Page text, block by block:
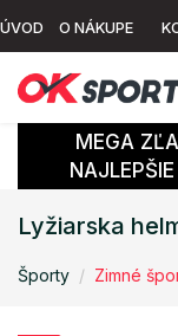
ÚVOD O NÁKUPE
MEGA
Lyžiarska
Športy Zimné